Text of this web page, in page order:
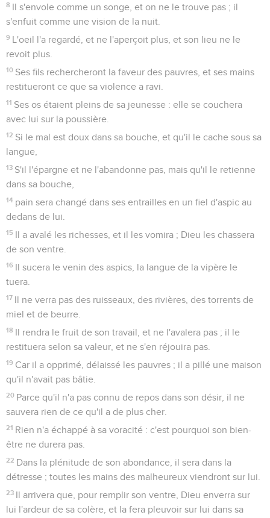
8 Il s'envole comme un songe, et on ne le trouve pas ; il
s'enfuit comme une vision de la nuit.
9 L'oeil l'a regardé, et ne l'aperçoit plus, et son lieu ne le
revoit plus.
10 Ses fils rechercheront la faveur des pauvres, et ses mains
restitueront ce que sa violence a ravi.
11 Ses os étaient pleins de sa jeunesse : elle se couchera
avec lui sur la poussière.
12 Si le mal est doux dans sa bouche, et qu'il le cache sous sa
langue,
13 S'il l'épargne et ne l'abandonne pas, mais qu'il le retienne
dans sa bouche,
14 pain sera changé dans ses entrailles en un fiel d'aspic au
dedans de lui.
15 Il a avalé les richesses, et il les vomira ; Dieu les chassera
de son ventre.
16 Il sucera le venin des aspics, la langue de la vipère le
tuera.
17 Il ne verra pas des ruisseaux, des rivières, des torrents de
miel et de beurre.
18 Il rendra le fruit de son travail, et ne l'avalera pas ; il le
restituera selon sa valeur, et ne s'en réjouira pas.
19 Car il a opprimé, délaissé les pauvres ; il a pillé une maison
qu'il n'avait pas bâtie.
20 Parce qu'il n'a pas connu de repos dans son désir, il ne
sauvera rien de ce qu'il a de plus cher.
21 Rien n'a échappé à sa voracité : c'est pourquoi son bien-
être ne durera pas.
22 Dans la plénitude de son abondance, il sera dans la
détresse ; toutes les mains des malheureux viendront sur lui.
23 Il arrivera que, pour remplir son ventre, Dieu enverra sur
lui l'ardeur de sa colère, et la fera pleuvoir sur lui dans sa